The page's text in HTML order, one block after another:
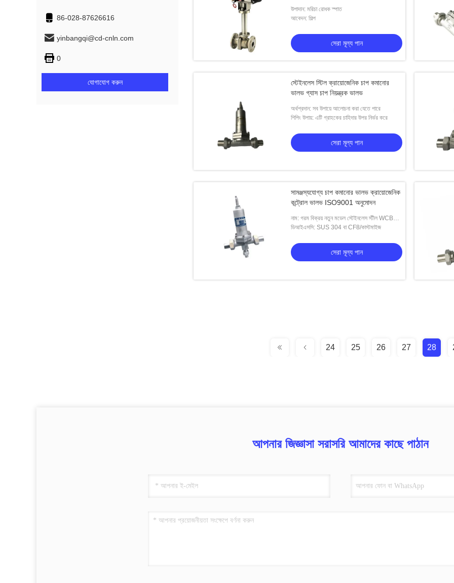
86-028-87626616
yinbangqi@cd-cnln.com
0
যোগাযোগ করুন
উপাদান: মরিচা রোধক স্পাত
আবেদন: শিল্প
সেরা মূল্য পান
স্টেইনলেস স্টিল ক্রায়োজেনিক চাপ কমানোর
ভালভ গ্যাস চাপ নিয়ন্ত্রক ভালভ
অর্থপ্রদান: সব উপায়ে আলোচনা করা যেতে পারে
শিপিং উপায়: এটি গ্রাহকের চাহিদার উপর নির্ভর করে
সেরা মূল্য পান
সামঞ্জস্যযোগ্য চাপ কমানোর ভালভ ক্রায়োজেনিক
কন্ট্রোল ভালভ ISO9001 অনুমোদন
নাম: গরম বিক্রয় নতুন মডেল স্টেইনলেস স্টীল WCB
SS cryogenic নিয়ন্ত্রণ ভালভ
ডিআইএসসি: SUS 304 বা CF8/কাস্টমাইজ
সেরা মূল্য পান
24 25 26 27 28
আপনার জিজ্ঞাসা সরাসরি আমাদের কাছে পাঠান